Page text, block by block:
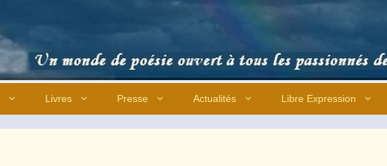
Livres Presse Actualités Libre Expression